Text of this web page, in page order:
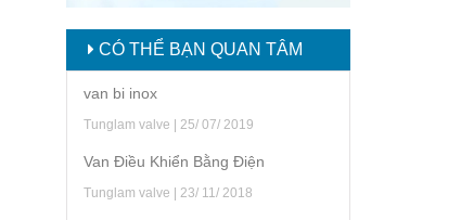
CÓ THỂ BẠN QUAN TÂM
van bi inox
Tunglam valve | 25/ 07/ 2019
Van Điều Khiển Bằng Điện
Tunglam valve | 23/ 11/ 2018